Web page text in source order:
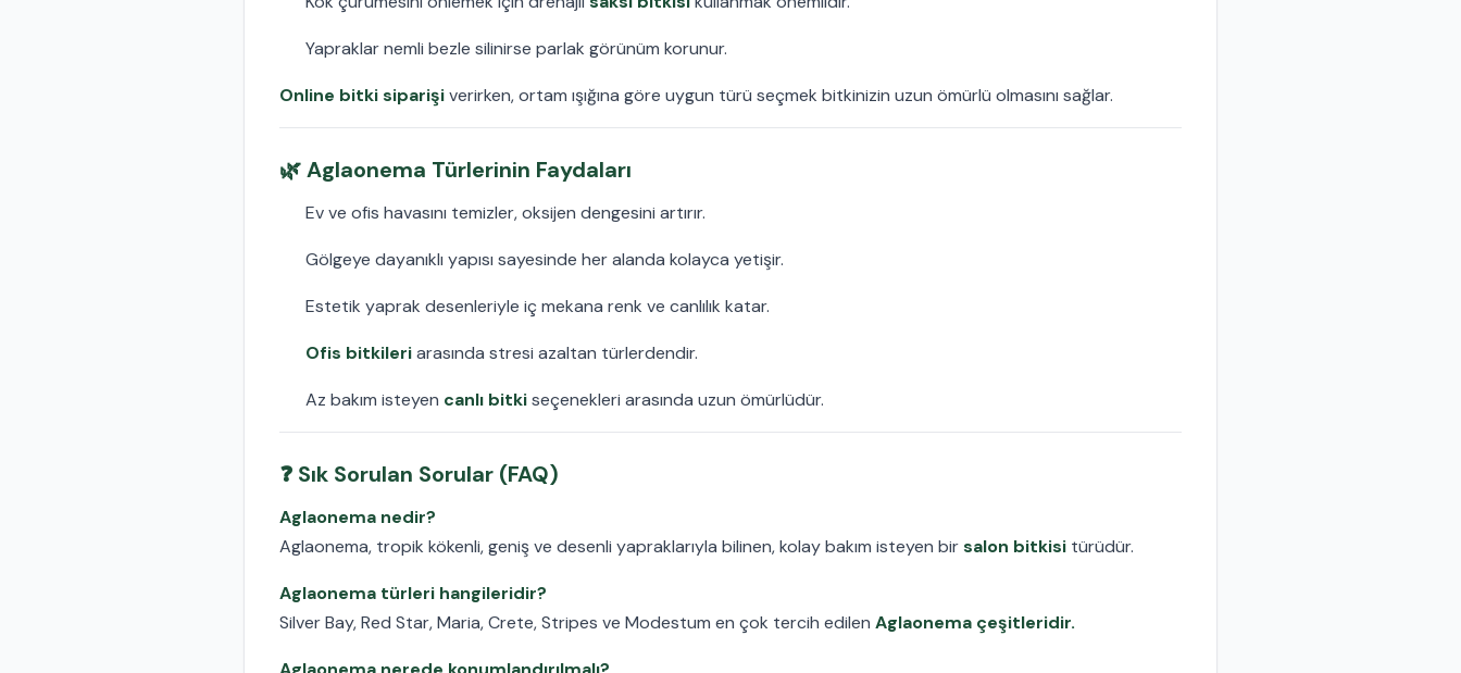
Yapraklar nemli bezle silinirse parlak görünüm korunur.
Online bitki siparişiverirken, ortam ışığına göre uygun türü seçmek bitkinizin uzun ömürlü olmasını sağlar.
🌿 Aglaonema Türlerinin Faydaları
Ev ve ofis havasını temizler, oksijen dengesini artırır.
Gölgeye dayanıklı yapısı sayesinde her alanda kolayca yetişir.
Estetik yaprak desenleriyle iç mekana renk ve canlılık katar.
Ofis bitkileriarasında stresi azaltan türlerdendir.
Az bakım isteyen canlı bitkiseçenekleri arasında uzun ömürlüdür.
❓ Sık Sorulan Sorular (FAQ)
Aglaonema nedir?
Aglaonema, tropik kökenli, geniş ve desenli yapraklarıyla bilinen, kolay bakım isteyen birsalon bitkisi türüdür.
Aglaonema türleri hangileridir?
Silver Bay, Red Star, Maria, Crete, Stripes ve Modestum en çok tercih edilen Aglaonema çeşitleridir.